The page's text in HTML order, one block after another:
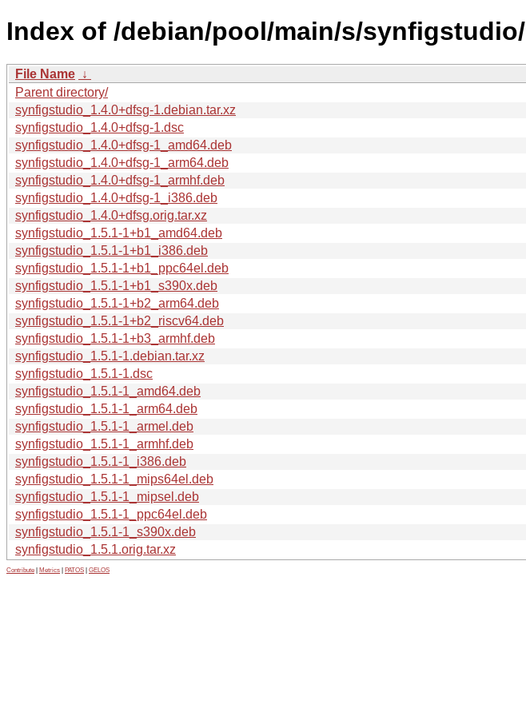
Index of /debian/pool/main/s/synfigstudio/
File Name ↓
Parent directory/
synfigstudio_1.4.0+dfsg-1.debian.tar.xz
synfigstudio_1.4.0+dfsg-1.dsc
synfigstudio_1.4.0+dfsg-1_amd64.deb
synfigstudio_1.4.0+dfsg-1_arm64.deb
synfigstudio_1.4.0+dfsg-1_armhf.deb
synfigstudio_1.4.0+dfsg-1_i386.deb
synfigstudio_1.4.0+dfsg.orig.tar.xz
synfigstudio_1.5.1-1+b1_amd64.deb
synfigstudio_1.5.1-1+b1_i386.deb
synfigstudio_1.5.1-1+b1_ppc64el.deb
synfigstudio_1.5.1-1+b1_s390x.deb
synfigstudio_1.5.1-1+b2_arm64.deb
synfigstudio_1.5.1-1+b2_riscv64.deb
synfigstudio_1.5.1-1+b3_armhf.deb
synfigstudio_1.5.1-1.debian.tar.xz
synfigstudio_1.5.1-1.dsc
synfigstudio_1.5.1-1_amd64.deb
synfigstudio_1.5.1-1_arm64.deb
synfigstudio_1.5.1-1_armel.deb
synfigstudio_1.5.1-1_armhf.deb
synfigstudio_1.5.1-1_i386.deb
synfigstudio_1.5.1-1_mips64el.deb
synfigstudio_1.5.1-1_mipsel.deb
synfigstudio_1.5.1-1_ppc64el.deb
synfigstudio_1.5.1-1_s390x.deb
synfigstudio_1.5.1.orig.tar.xz
Contribute Metrics PATOS GELOS